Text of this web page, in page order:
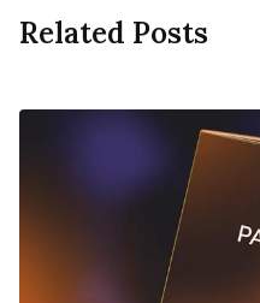
Related Posts